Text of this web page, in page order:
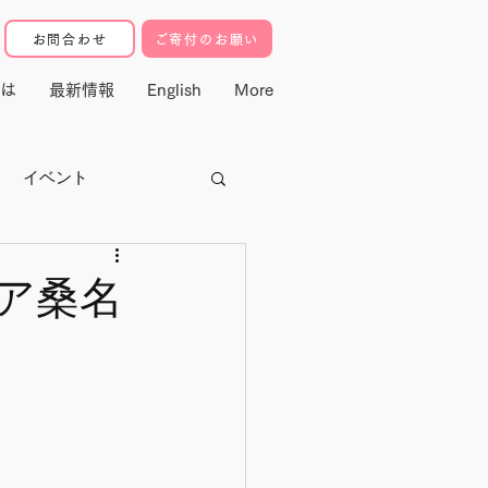
お問合わせ ご寄付のお願い
最新情報 English More
イベント
桑名